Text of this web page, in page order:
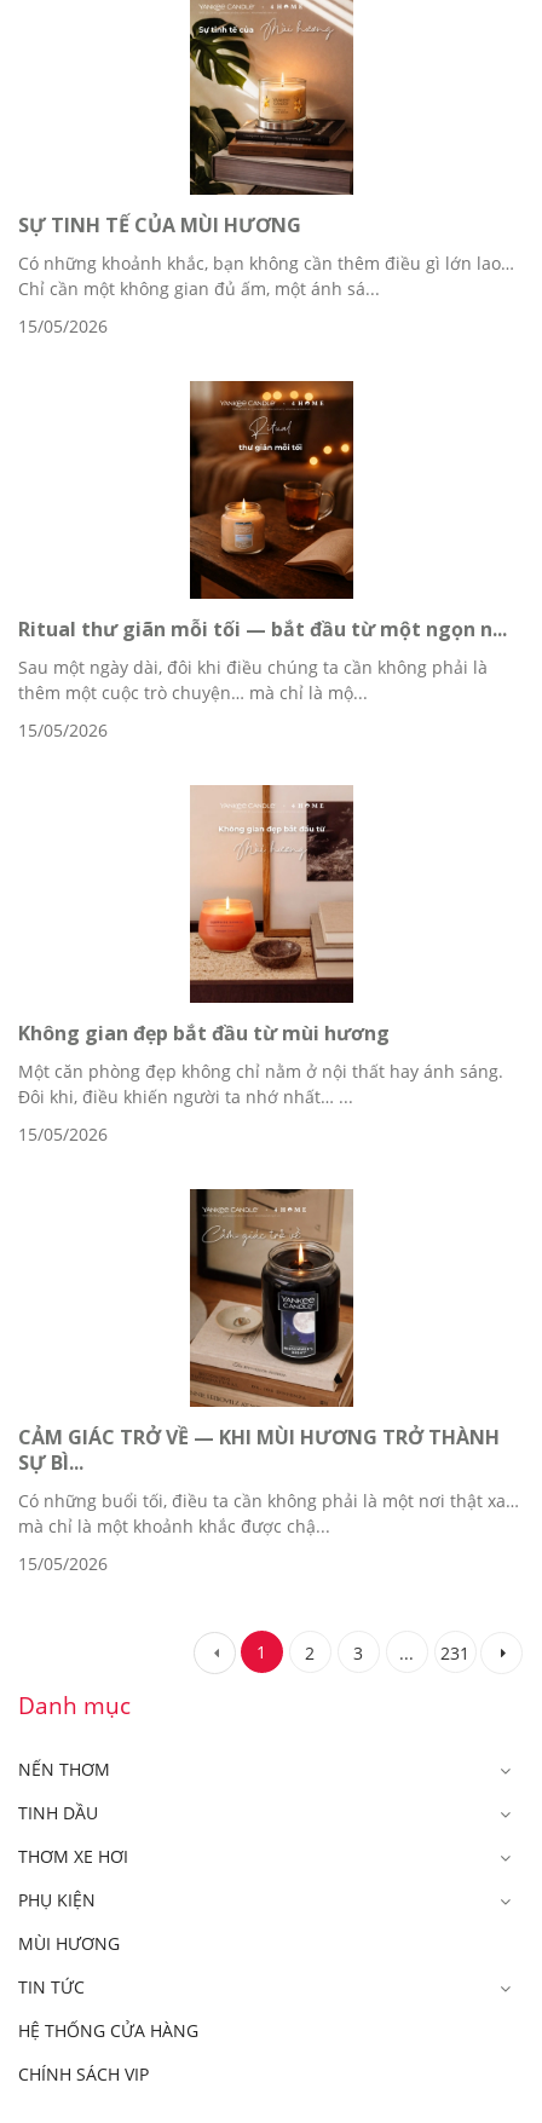
SỰ TINH TẾ CỦA MÙI HƯƠNG
Có những khoảnh khắc, bạn không cần thêm điều gì lớn lao…
Chỉ cần một không gian đủ ấm, một ánh sá...
15/05/2026
Ritual thư giãn mỗi tối — bắt đầu từ một ngọn n...
Sau một ngày dài, đôi khi điều chúng ta cần không phải là
thêm một cuộc trò chuyện… mà chỉ là mộ...
15/05/2026
Không gian đẹp bắt đầu từ mùi hương
Một căn phòng đẹp không chỉ nằm ở nội thất hay ánh sáng.
Đôi khi, điều khiến người ta nhớ nhất… ...
15/05/2026
CẢM GIÁC TRỞ VỀ — KHI MÙI HƯƠNG TRỞ THÀNH
SỰ BÌ...
Có những buổi tối, điều ta cần không phải là một nơi thật xa…
mà chỉ là một khoảnh khắc được chậ...
15/05/2026
1 2 3 ... 231
Danh mục
NẾN THƠM
TINH DẦU
THƠM XE HƠI
PHỤ KIỆN
MÙI HƯƠNG
TIN TỨC
HỆ THỐNG CỬA HÀNG
CHÍNH SÁCH VIP